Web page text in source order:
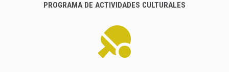
PROGRAMA DE ACTIVIDADES CULTURALES